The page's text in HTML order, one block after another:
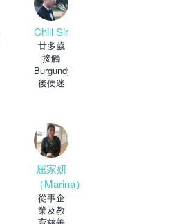
Chill Sir
廿多歲
接觸
Burgundy
後便迷
屈家妍
（Marina）
從事企
業及教